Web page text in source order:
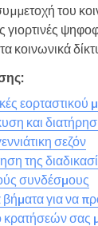
του
γιορτινές
κοινωνικά
εορταστικού
και
σεζόν
της
συνδέσμους
βήματα για να
κρατήσεών